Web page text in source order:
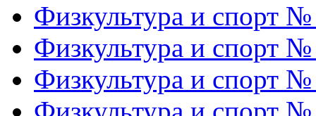
Физкультура и спорт
Физкультура и спорт
Физкультура и спорт